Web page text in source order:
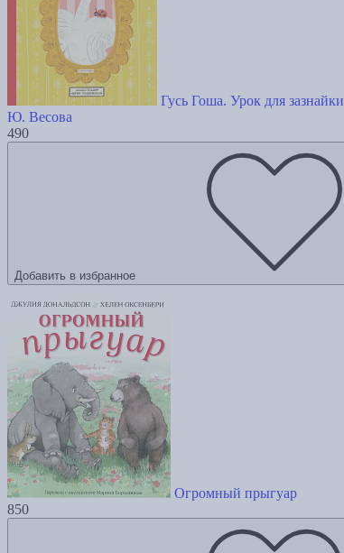
Гусь Гоша. Урок для зазнайки
Ю. Весова
490
Добавить в избранное
Огромный прыгуар
850